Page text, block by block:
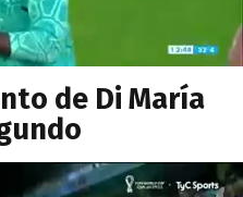
de Di María